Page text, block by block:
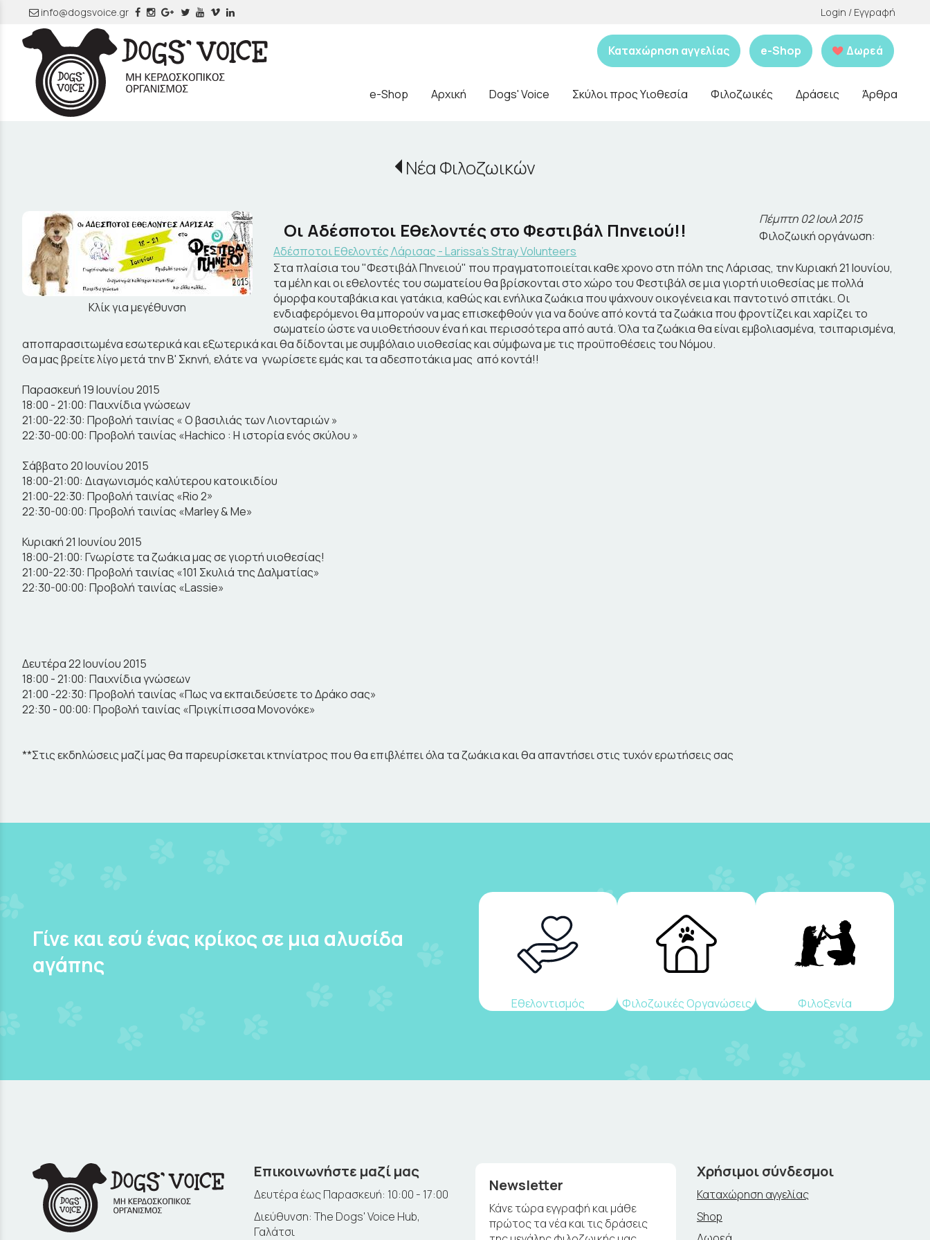
info@dogsvoice.gr Login / Εγγραφή
Καταχώρηση αγγελίας e-Shop Δωρεά
e-Shop Αρχική Dogs' Voice Σκύλοι προς Υιοθεσία Φιλοζωικές Δράσεις Άρθρα
Νέα Φιλοζωικών
Κλίκ για μεγέθυνση
Οι Αδέσποτοι Εθελοντές στο Φεστιβάλ Πηνειού!!
Πέμπτη 02 Ιουλ 2015
Φιλοζωική οργάνωση:
Αδέσποτοι Εθελοντές Λάρισας - Larissa's Stray Volunteers
Στα πλαίσια του "Φεστιβάλ Πηνειού" που πραγματοποιείται καθε χρονο στη πόλη της Λάρισας, την Κυριακή 21 Ιουνίου,
τα μέλη και οι εθελοντές του σωματείου θα βρίσκονται στο χώρο του Φεστιβάλ σε μια γιορτή υιοθεσίας με πολλά
όμορφα κουταβάκια και γατάκια, καθώς και ενήλικα ζωάκια που ψάχνουν οικογένεια και παντοτινό σπιτάκι. Οι
ενδιαφερόμενοι θα μπορούν να μας επισκεφθούν για να δούνε από κοντά τα ζωάκια που φροντίζει και χαρίζει το
σωματείο ώστε να υιοθετήσουν ένα ή και περισσότερα από αυτά. Όλα τα ζωάκια θα είναι εμβολιασμένα, τσιπαρισμένα,
αποπαρασιτωμένα εσωτερικά και εξωτερικά και θα δίδονται με συμβόλαιο υιοθεσίας και σύμφωνα με τις προϋποθέσεις του Νόμου.
Θα μας βρείτε λίγο μετά την Β' Σκηνή, ελάτε να γνωρίσετε εμάς και τα αδεσποτάκια μας από κοντά!!
Παρασκευή 19 Ιουνίου 2015
18:00 - 21:00: Παιχνίδια γνώσεων
21:00-22:30: Προβολή ταινίας « Ο βασιλιάς των Λιονταριών »
22:30-00:00: Προβολή ταινίας «Hachico : Η ιστορία ενός σκύλου »
Σάββατο 20 Ιουνίου 2015
18:00-21:00: Διαγωνισμός καλύτερου κατοικιδίου
21:00-22:30: Προβολή ταινίας «Rio 2»
22:30-00:00: Προβολή ταινίας «Marley & Me»
Κυριακή 21 Ιουνίου 2015
18:00-21:00: Γνωρίστε τα ζωάκια μας σε γιορτή υιοθεσίας!
21:00-22:30: Προβολή ταινίας «101 Σκυλιά της Δαλματίας»
22:30-00:00: Προβολή ταινίας «Lassie»
Δευτέρα 22 Ιουνίου 2015
18:00 - 21:00: Παιχνίδια γνώσεων
21:00 -22:30: Προβολή ταινίας «Πως να εκπαιδεύσετε το Δράκο σας»
22:30 - 00:00: Προβολή ταινίας «Πριγκίπισσα Μονονόκε»
**Στις εκδηλώσεις μαζί μας θα παρευρίσκεται κτηνίατρος που θα επιβλέπει όλα τα ζωάκια και θα απαντήσει στις τυχόν ερωτήσεις σας
Γίνε και εσύ ένας κρίκος σε μια αλυσίδα
αγάπης
Εθελοντισμός Φιλοζωικές Οργανώσεις Φιλοξενία
Επικοινωνήστε μαζί μας
Δευτέρα έως Παρασκευή: 10:00 - 17:00
Διεύθυνση: The Dogs' Voice Hub,
Γαλάτσι
Newsletter
Κάνε τώρα εγγραφή και μάθε
πρώτος τα νέα και τις δράσεις
Χρήσιμοι σύνδεσμοι
Καταχώρηση αγγελίας
Shop